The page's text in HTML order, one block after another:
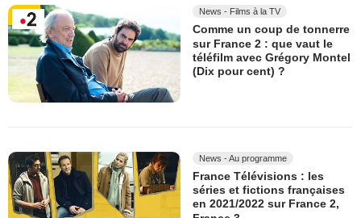
News - Films à la TV
Comme un coup de tonnerre
sur France 2 : que vaut le
téléfilm avec Grégory Montel
(Dix pour cent) ?
News - Au programme
France Télévisions : les
séries et fictions françaises
en 2021/2022 sur France 2,